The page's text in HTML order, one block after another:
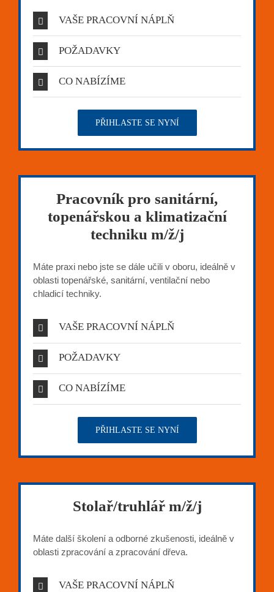
VAŠE PRACOVNÍ NÁPLŇ
POŽADAVKY
CO NABÍZÍME
PŘIHLASTE SE NYNÍ
Pracovník pro sanitární,
topenářskou a klimatizační
techniku m/ž/j
Máte praxi nebo jste se dále učili v oboru, ideálně v
oblasti topenářské, sanitární, ventilační nebo
chladicí techniky.
VAŠE PRACOVNÍ NÁPLŇ
POŽADAVKY
CO NABÍZÍME
PŘIHLASTE SE NYNÍ
Stolař/truhlář m/ž/j
Máte další školení a odborné zkušenosti, ideálně v
oblasti zpracování a zpracování dřeva.
VAŠE PRACOVNÍ NÁPLŇ